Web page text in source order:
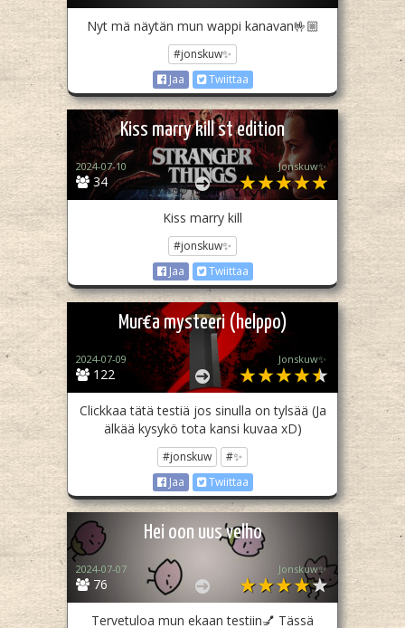
Nyt mä näytän mun wappi kanavan🤟🏼
#jonskuw✨
Jaa
Twiittaa
Kiss marry kill st edition
34
2024-07-10 Jonskuw✨
Kiss marry kill
#jonskuw✨
Jaa
Twiittaa
Mur€a mysteeri (helppo)
122
2024-07-09 Jonskuw✨
Clickkaa tätä testiä jos sinulla on tylsää (Ja
älkää kysykö tota kansi kuvaa xD)
#jonskuw
#✨
Jaa
Twiittaa
Hei oon uus velho
76
2024-07-07 Jonskuw✨
Tervetuloa mun ekaan testiin💅 Tässä